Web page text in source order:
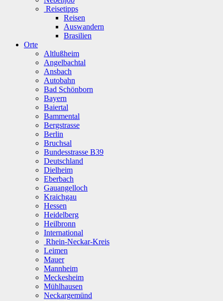
Reisetipps
Reisen
Auswandern
Brasilien
Orte
Altlußheim
Angelbachtal
Ansbach
Autobahn
Bad Schönborn
Bayern
Baiertal
Bammental
Bergstrasse
Berlin
Bruchsal
Bundesstrasse B39
Deutschland
Dielheim
Eberbach
Gauangelloch
Kraichgau
Hessen
Heidelberg
Heilbronn
International
Rhein-Neckar-Kreis
Leimen
Mauer
Mannheim
Meckesheim
Mühlhausen
Neckargemünd